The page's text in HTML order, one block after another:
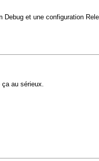
et une configuration
au sérieux.